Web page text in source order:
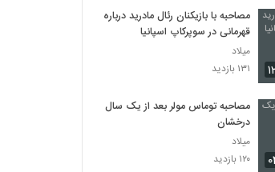
مصاحبه با بازیکنان رئال مادرید درباره
قهرمانی در سوپرکاپ اسپانیا
میلاد
۱۳۱ بازدید
مصاحبه توماس مولر بعد از یک سال
درخشان
میلاد
۱۲۰ بازدید